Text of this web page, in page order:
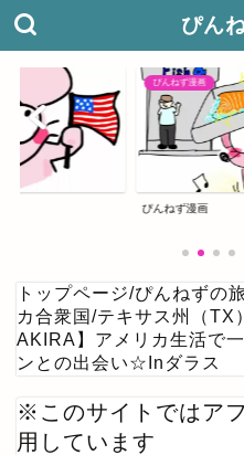
ぴん
ぴんねず☆ごはん
ぴんねず☆ごはんの
トップページ/ぴんねずの
カ合衆国 /テキサス州（TX）
AKIRA】アメリカ生活で
ンとの出会い☆Inダラス
※このサイトではア
用しています